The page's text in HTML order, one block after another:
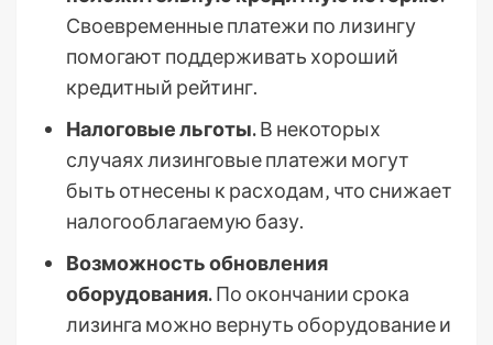
Своевременные платежи по лизингу
помогают поддерживать хороший
кредитный рейтинг.
Налоговые льготы.В некоторых
случаях лизинговые платежи могут
быть отнесены к расходам‚ что снижает
налогооблагаемую базу.
Возможность обновления
оборудования.По окончании срока
лизинга можно вернуть оборудование и